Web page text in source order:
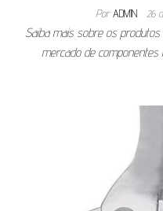
Por ADMIN 26
Saiba mais sobre os produtos
mercado de componentes